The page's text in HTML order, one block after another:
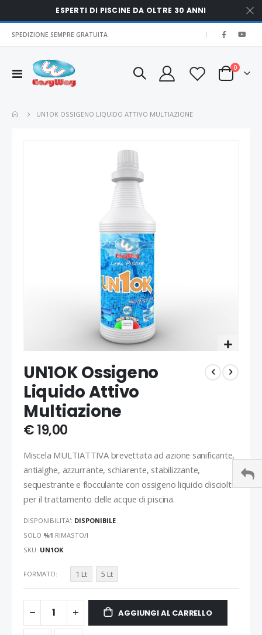
ESPERTI DI PISCINE DA OLTRE 30 ANNI
SPEDIZIONE SEMPRE GRATUITA |
Toggle
Nav
Cart
0elementi
UN1OK OSSIGENO LIQUIDO ATTIVO MULTIAZIONE
all'inizio
della
galleria
di
immagini
UN1OK Ossigeno
Liquido Attivo
Multiazione
€ 19,00
Miscela MULTIATTIVA brevettata ad azione sanificante,
antialghe, azzurrante, schiarente, stabilizzante,
sequestrante e flocculante con ossigeno liquido disciolto
per il trattamento delle acque di piscina.
DISPONIBILITA': DISPONIBILE
SOLO %1 RIMASTO/I
SKU UN1OK
FORMATO 1 Lt 5 Lt
AGGIUNGI AL CARRELLO